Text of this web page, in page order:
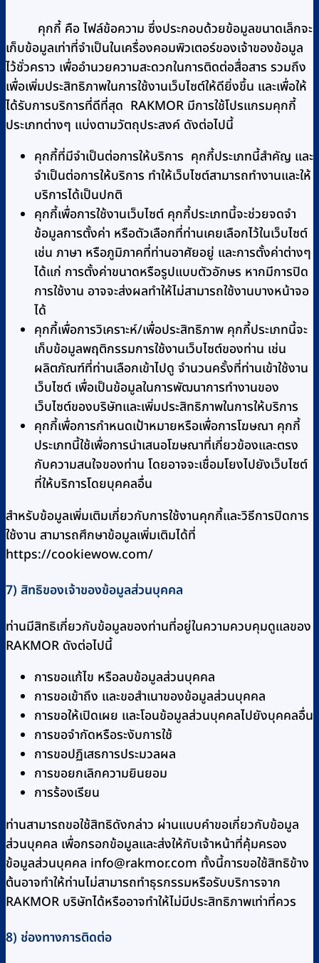
คุกกี้ คือ ไฟล์ข้อความ ซึ่งประกอบด้วยข้อมูลขนาดเล็กจะ
เก็บข้อมูลเท่าที่จำเป็นในเครื่องคอมพิวเตอร์ของเจ้าของข้อมูล
ไว้ชั่วคราว เพื่ออำนวยความสะดวกในการติดต่อสื่อสาร รวมถึง
เพื่อเพิ่มประสิทธิภาพในการใช้งานเว็บไซต์ให้ดียิ่งขึ้น และเพื่อให้
ได้รับการบริการที่ดีที่สุด RAKMOR มีการใช้โปรแกรมคุกกี้
ประเภทต่างๆ แบ่งตามวัตถุประสงค์ ดังต่อไปนี้
คุกกี้ที่มีจำเป็นต่อการให้บริการ คุกกี้ประเภทนี้สำคัญ และ
จำเป็นต่อการให้บริการ ทำให้เว็บไซต์สามารถทำงานและให้
บริการได้เป็นปกติ
คุกกี้เพื่อการใช้งานเว็บไซต์ คุกกี้ประเภทนี้จะช่วยจดจำ
ข้อมูลการตั้งค่า หรือตัวเลือกที่ท่านเคยเลือกไว้ในเว็บไซต์
เช่น ภาษา หรือภูมิภาคที่ท่านอาศัยอยู่ และการตั้งค่าต่างๆ
ได้แก่ การตั้งค่าขนาดหรือรูปแบบตัวอักษร หากมีการปิด
การใช้งาน อาจจะส่งผลทำให้ไม่สามารถใช้งานบางหน้าจอ
ได้
คุกกี้เพื่อการวิเคราะห์/เพื่อประสิทธิภาพ คุกกี้ประเภทนี้จะ
เก็บข้อมูลพฤติกรรมการใช้งานเว็บไซต์ของท่าน เช่น
ผลิตภัณฑ์ที่ท่านเลือกเข้าไปดู จำนวนครั้งที่ท่านเข้าใช้งาน
เว็บไซต์ เพื่อเป็นข้อมูลในการพัฒนาการทำงานของ
เว็บไซต์ของบริษัทและเพิ่มประสิทธิภาพในการให้บริการ
คุกกี้เพื่อการกำหนดเป้าหมายหรือเพื่อการโฆษณา คุกกี้
ประเภทนี้ใช้เพื่อการนำเสนอโฆษณาที่เกี่ยวข้องและตรง
กับความสนใจของท่าน โดยอาจจะเชื่อมโยงไปยังเว็บไซต์
ที่ให้บริการโดยบุคคลอื่น
สำหรับข้อมูลเพิ่มเติมเกี่ยวกับการใช้งานคุกกี้และวิธีการปิดการ
ใช้งาน สามารถศึกษาข้อมูลเพิ่มเติมได้ที่
https://cookiewow.com/
7) สิทธิของเจ้าของข้อมูลส่วนบุคคล
ท่านมีสิทธิเกี่ยวกับข้อมูลของท่านที่อยู่ในความควบคุมดูแลของ
RAKMOR ดังต่อไปนี้
การขอแก้ไข หรือลบข้อมูลส่วนบุคคล
การขอเข้าถึง และขอสำเนาของข้อมูลส่วนบุคคล
การขอให้เปิดเผย และโอนข้อมูลส่วนบุคคลไปยังบุคคลอื่น
การขอจำกัดหรือระงับการใช้
การขอปฏิเสธการประมวลผล
การขอยกเลิกความยินยอม
การร้องเรียน
ท่านสามารถขอใช้สิทธิดังกล่าว ผ่านแบบคำขอเกี่ยวกับข้อมูล
ส่วนบุคคล เพื่อกรอกข้อมูลและส่งให้กับเจ้าหน้าที่คุ้มครอง
ข้อมูลส่วนบุคคล info@rakmor.com ทั้งนี้การขอใช้สิทธิข้าง
ต้นอาจทำให้ท่านไม่สามารถทำธุรกรรมหรือรับบริการจาก
RAKMOR บริษัทได้หรืออาจทำให้ไม่มีประสิทธิภาพเท่าที่ควร
8) ช่องทางการติดต่อ